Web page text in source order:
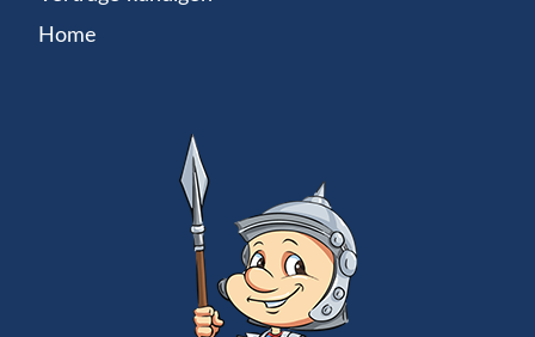
Home